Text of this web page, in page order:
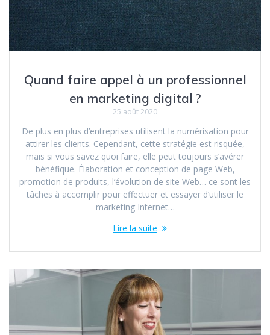
Quand faire appel à un professionnel
en marketing digital ?
25 août 2020
De plus en plus d’entreprises utilisent la numérisation pour
attirer les clients. Cependant, cette stratégie est risquée,
mais si vous savez quoi faire, elle peut toujours s’avérer
bénéfique. Élaboration et conception de page Web,
promotion de produits, l’évolution de site Web… ce sont les
tâches à accomplir pour effectuer et essayer d’utiliser le
marketing Internet…
Lire la suite